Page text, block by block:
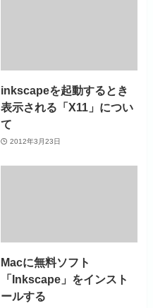
inkscapeを起動するとき
表示される「X11」につい
て
2012年3月23日
Macに無料ソフト
「Inkscape」をインスト
ールする